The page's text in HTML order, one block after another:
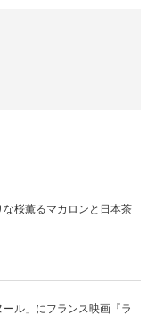
桜薫るマカロンと日本茶
ル」にフランス映画『ラ